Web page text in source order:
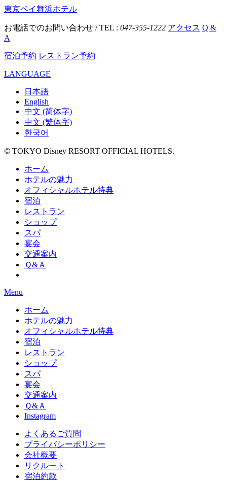
東京ベイ舞浜ホテル
お電話でのお問い合わせ / TEL : 047-355-1222 アクセス Q &
A
宿泊予約 レストラン予約
LANGUAGE
日本語
English
中文 (简体字)
中文 (繁体字)
한국어
© TOKYO Disney RESORT OFFICIAL HOTELS.
ホーム
ホテルの魅力
オフィシャルホテル特典
宿泊
レストラン
ショップ
スパ
宴会
交通案内
Ｑ&Ａ
Menu
ホーム
ホテルの魅力
オフィシャルホテル特典
宿泊
レストラン
ショップ
スパ
宴会
交通案内
Ｑ&Ａ
Instagram
よくあるご質問
プライバシーポリシー
会社概要
リクルート
宿泊約款